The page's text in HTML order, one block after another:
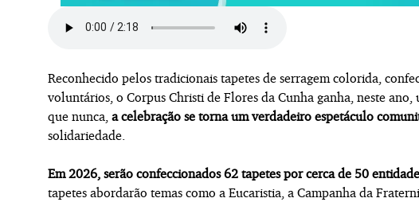
Reconhecido pelos tradicionais tapetes de serragem colorida,
voluntários, o Corpus Christi de Flores da Cunha ganha, neste
que nunca, a celebração se torna um verdadeiro espetáculo
solidariedade.
Em 2026, serão confeccionados 62 tapetes por cerca de 50
tapetes abordarão temas como a Eucaristia, a Campanha da